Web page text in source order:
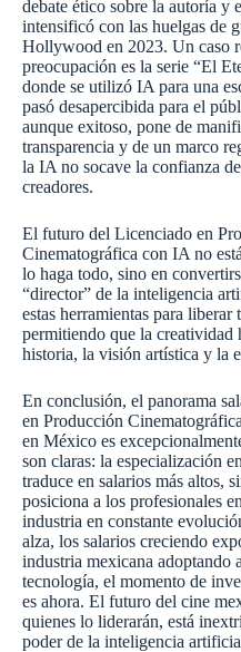
debate ético sobre la autoría y
intensificó con las huelgas de
Hollywood en 2023. Un caso
preocupación es la serie “El
donde se utilizó IA para una
pasó desapercibida para el
aunque exitoso, pone de
transparencia y de un marco
la IA no socave la confianza
creadores.
El futuro del Licenciado en
Cinematográfica con IA no
lo haga todo, sino en
“director” de la inteligencia
estas herramientas para liberar
permitiendo que la creatividad
historia, la visión artística y la
En conclusión, el panorama
en Producción
en México es
son claras: la especialización
traduce en salarios más altos,
posiciona a los profesionales
industria en constante
alza, los salarios creciendo
industria mexicana adoptando
tecnología, el momento de
es ahora. El futuro del cine
quienes lo liderarán, está
poder de la inteligencia